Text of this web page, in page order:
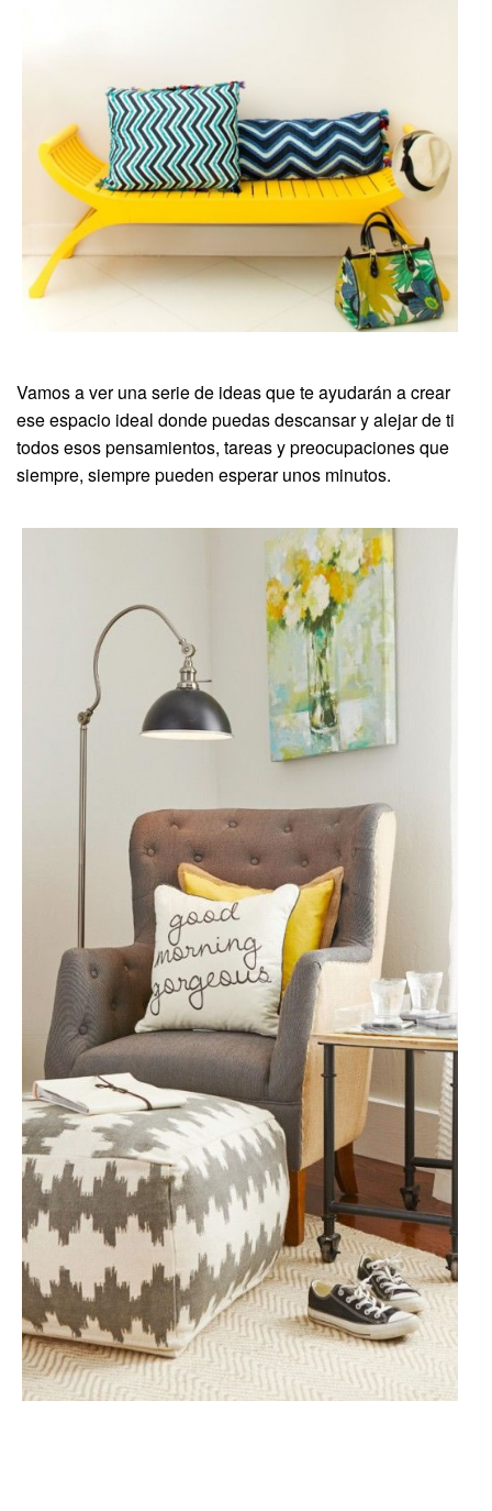
Vamos a ver una serie de ideas que te ayudarán a crear
ese espacio ideal donde puedas descansar y alejar de ti
todos esos pensamientos, tareas y preocupaciones que
siempre, siempre pueden esperar unos minutos.